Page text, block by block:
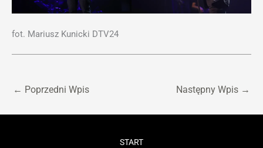
fot. Mariusz Kunicki DTV24
← Poprzedni Wpis Następny Wpis →
START